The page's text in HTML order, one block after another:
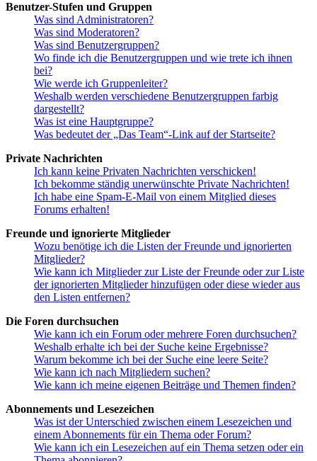
Benutzer-Stufen und Gruppen
Was sind Administratoren?
Was sind Moderatoren?
Was sind Benutzergruppen?
Wo finde ich die Benutzergruppen und wie trete ich ihnen
bei?
Wie werde ich Gruppenleiter?
Weshalb werden verschiedene Benutzergruppen farbig
dargestellt?
Was ist eine Hauptgruppe?
Was bedeutet der „Das Team“-Link auf der Startseite?
Private Nachrichten
Ich kann keine Privaten Nachrichten verschicken!
Ich bekomme ständig unerwünschte Private Nachrichten!
Ich habe eine Spam-E-Mail von einem Mitglied dieses
Forums erhalten!
Freunde und ignorierte Mitglieder
Wozu benötige ich die Listen der Freunde und ignorierten
Mitglieder?
Wie kann ich Mitglieder zur Liste der Freunde oder zur Liste
der ignorierten Mitglieder hinzufügen oder diese wieder aus
den Listen entfernen?
Die Foren durchsuchen
Wie kann ich ein Forum oder mehrere Foren durchsuchen?
Weshalb erhalte ich bei der Suche keine Ergebnisse?
Warum bekomme ich bei der Suche eine leere Seite?
Wie kann ich nach Mitgliedern suchen?
Wie kann ich meine eigenen Beiträge und Themen finden?
Abonnements und Lesezeichen
Was ist der Unterschied zwischen einem Lesezeichen und
einem Abonnements für ein Thema oder Forum?
Wie kann ich ein Lesezeichen auf ein Thema setzen oder ein